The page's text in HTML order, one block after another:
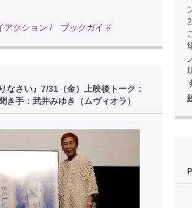
アクション / ブックガイド
なさい』7/31（金）上映後トーク：
き手：武井みゆき（ムヴィオラ）